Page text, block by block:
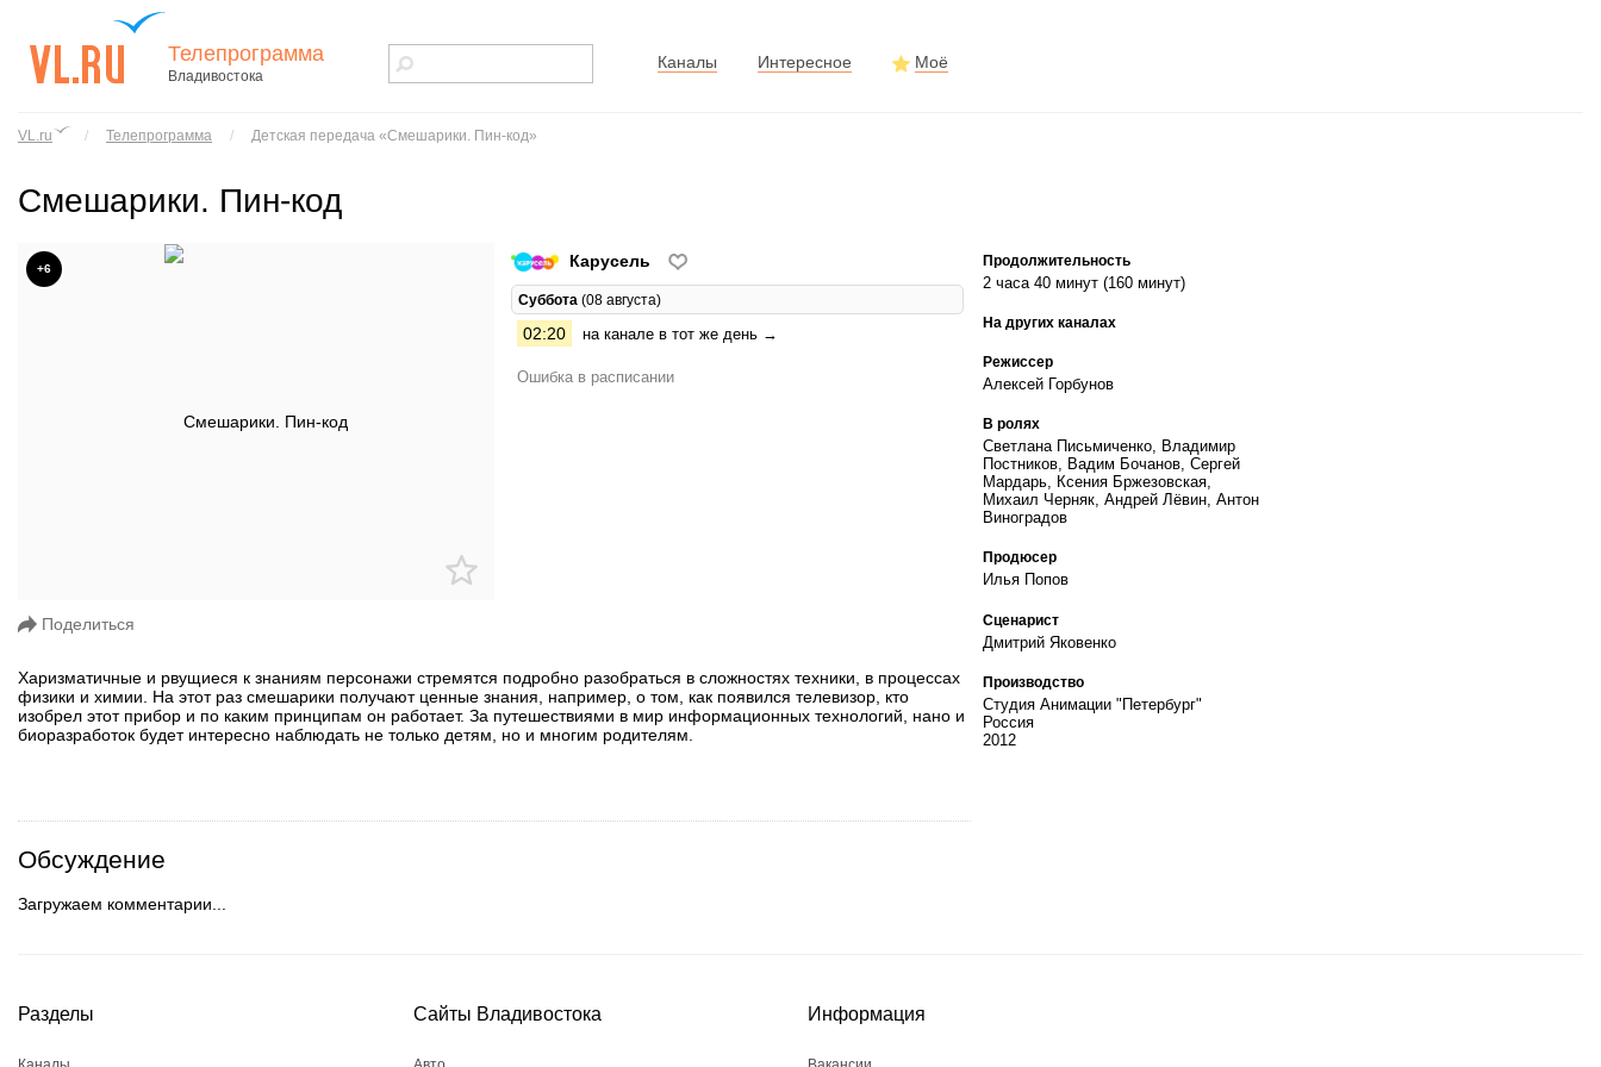
города
Владивостока
Телепрограмма
Владивостока
Каналы Интересное Моё
VL.ru / Телепрограмма / Детская передача «Смешарики. Пин-код»
Смешарики. Пин-код
+6
Поделиться
Карусель
Суббота (08 августа)
02:20 на канале в тот же день →
Ошибка в расписании
Харизматичные и рвущиеся к знаниям персонажи стремятся подробно разобраться в сложностях техники, в процессах
физики и химии. На этот раз смешарики получают ценные знания, например, о том, как появился телевизор, кто
изобрел этот прибор и по каким принципам он работает. За путешествиями в мир информационных технологий, нано и
биоразработок будет интересно наблюдать не только детям, но и многим родителям.
Продолжительность
2 часа 40 минут (160 минут)
На других каналах
Режиссер
Алексей Горбунов
В ролях
Светлана Письмиченко, Владимир
Постников, Вадим Бочанов, Сергей
Мардарь, Ксения Бржезовская,
Михаил Черняк, Андрей Лёвин, Антон
Виноградов
Продюсер
Илья Попов
Сценарист
Дмитрий Яковенко
Производство
Студия Анимации "Петербург"
Россия
2012
Обсуждение
Загружаем комментарии...
Разделы Сайты Владивостока Информация